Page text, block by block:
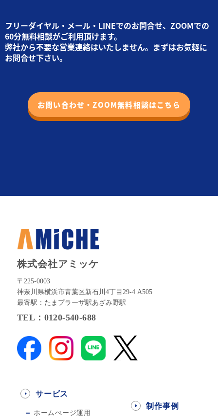
フリーダイヤル・メール・LINEでのお問合せ、ZOOMでの
60分無料相談がご利用頂けます。
弊社から不要な営業連絡はいたしません。まずはお気軽に
お問合せ下さい。
お問い合わせ・ZOOM無料相談はこちら
株式会社アミッケ
〒225-0003
神奈川県横浜市青葉区新石川4丁目29-4 A505
最寄駅：たまプラーザ駅あざみ野駅
TEL：0120-540-688
サービス
ホームぺージ運用
制作事例